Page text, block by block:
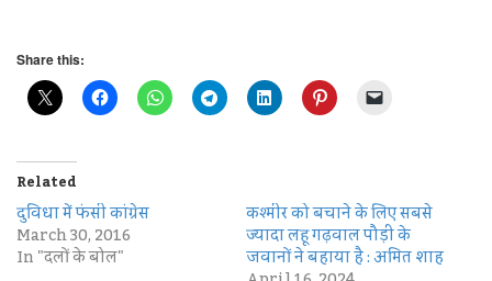
Share this:
Related
दुविधा में फंसी कांग्रेस
March 30, 2016
In "दलों के बोल"
कश्मीर को बचाने के लिए सबसे
ज्यादा लहू गढ़वाल पौड़ी के
जवानों ने बहाया है : अमित शाह